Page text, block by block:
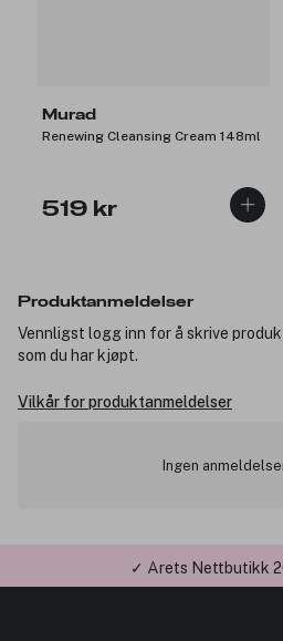
Murad
Renewing Cleansing Cream 148ml
519 kr
Produktanmeldelser
Vennligst logg inn for å skrive
som du har kjøpt.
Vilkår for produktanmeldelser
Ingen
✓ Årets Nettbutikk